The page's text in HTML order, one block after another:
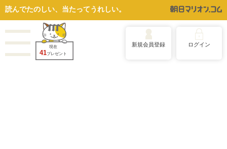
読んでたのしい、当たってうれしい。
現在
41プレゼント
新規会員登録 ログイン